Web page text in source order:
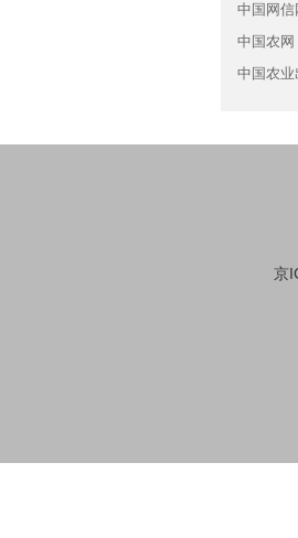
中国网信
中国农网
中国农业
京